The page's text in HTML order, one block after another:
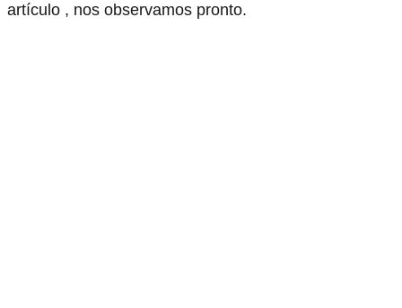
artículo , nos observamos pronto.